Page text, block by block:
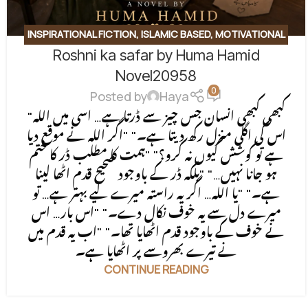
INSPIRATIONAL FICTION, ISLAMIC BASED, MOTIVATIONAL
BASE,SOCIAL ENGINEERING,SPIRITUAL,
SPIRITUAL/FAITH-BASED
Roshni ka safar by Huma Hamid
Novel20958
Posted by Haya 0
"کبھی کبھی انسان جس چیز سے ڈرتا ہے… اسی میں اللہ
اس کی اگلی منزل رکھ دیتا ہے۔" "اگر اللہ نے موقع دیا
ہے تو کوشش کیوں نہ کرو؟" "ہمت کا مطلب ڈر کا ختم
ہو جانا نہیں…" "بلکہ ڈر کے باوجود صحیح قدم اٹھا لینا
ہے۔" "یا اللہ… اگر یہ راستہ میرے لیے بہتر ہے… تو
میرے دل سے یہ خوف نکال دے۔" "اس بار… اس
نے خوف کے باوجود قدم اٹھایا تھا۔" "اب یہ قدم میں
نے تیرے بھروسے پر اٹھایا ہے۔
CONTINUE READING